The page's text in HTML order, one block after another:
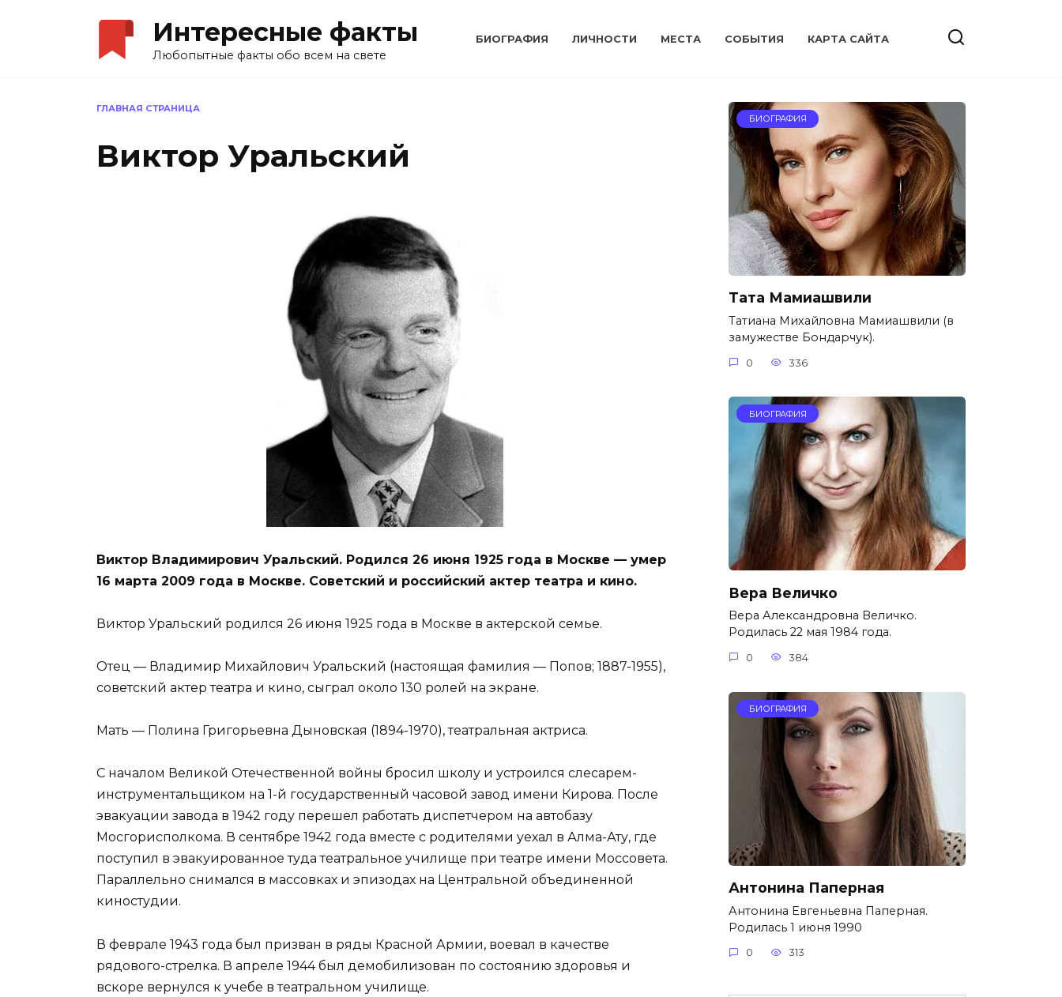
Интересные факты
Любопытные факты обо всем на свете
БИОГРАФИЯ ЛИЧНОСТИ МЕСТА CОБЫТИЯ КАРТА САЙТА
ГЛАВНАЯ СТРАНИЦА
Виктор Уральский
Виктор Владимирович Уральский. Родился 26 июня 1925 года в Москве — умер
16 марта 2009 года в Москве. Советский и российский актер театра и кино.
Виктор Уральский родился 26 июня 1925 года в Москве в актерской семье.
Отец — Владимир Михайлович Уральский (настоящая фамилия — Попов; 1887-1955),
советский актер театра и кино, сыграл около 130 ролей на экране.
Мать — Полина Григорьевна Дыновская (1894-1970), театральная актриса.
С началом Великой Отечественной войны бросил школу и устроился слесарем-
инструментальщиком на 1-й государственный часовой завод имени Кирова. После
эвакуации завода в 1942 году перешел работать диспетчером на автобазу
Мосгорисполкома. В сентябре 1942 года вместе с родителями уехал в Алма-Ату, где
поступил в эвакуированное туда театральное училище при театре имени Моссовета.
Параллельно снимался в массовках и эпизодах на Центральной объединенной
киностудии.
В феврале 1943 года был призван в ряды Красной Армии, воевал в качестве
рядового-стрелка. В апреле 1944 был демобилизован по состоянию здоровья и
вскоре вернулся к учебе в театральном училище.
БИОГРАФИЯ
Тата Мамиашвили
Татиана Михайловна Мамиашвили (в
замужестве Бондарчук).
0 336
БИОГРАФИЯ
Вера Величко
Вера Александровна Величко.
Родилась 22 мая 1984 года.
0 384
БИОГРАФИЯ
Антонина Паперная
Антонина Евгеньевна Паперная.
Родилась 1 июня 1990
0 313